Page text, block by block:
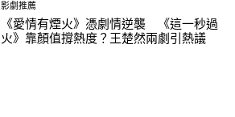
影劇推薦
《愛情有煙火》憑劇情逆襲 《這一秒過
火》靠顏值撐熱度？王楚然兩劇引熱議